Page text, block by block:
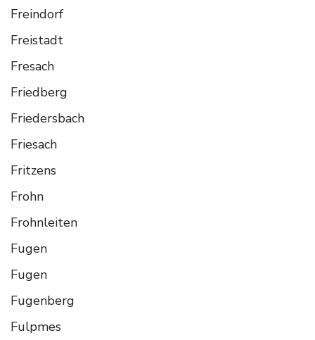
Freindorf
Freistadt
Fresach
Friedberg
Friedersbach
Friesach
Fritzens
Frohn
Frohnleiten
Fugen
Fugen
Fugenberg
Fulpmes